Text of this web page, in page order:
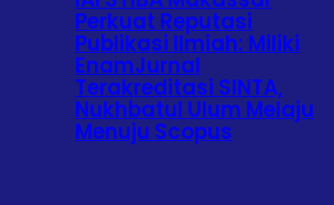
Perkuat Reputasi
Publikasi Ilmiah: Miliki
EnamJurnal
Terakreditasi SINTA,
Nukhbatul Ulum Melaju
Menuju Scopus